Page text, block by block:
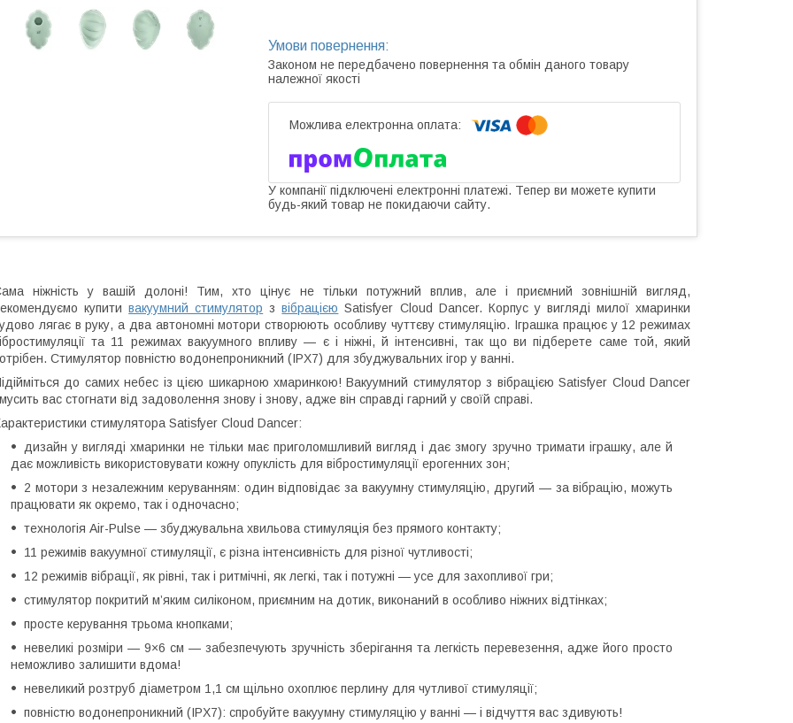
Законом не передбачено повернення та обмін даного товару
належної якості
У компанії підключені електронні платежі. Тепер ви можете купити
будь-який товар не покидаючи сайту.
ніжність у вашій долоні! Тим, хто цінує не тільки потужний вплив, але і приємний зовнішній вигляд,
купитивакуумний стимулятор звібрацією Satisfyer Cloud Dancer. Корпус у вигляді милої хмаринки
лягає в руку, а два автономні мотори створюють особливу чуттєву стимуляцію. Іграшка працює у 12 режимах
та 11 режимах вакуумного впливу — є і ніжні, й інтенсивні, так що ви підберете саме той, який
Стимулятор повністю водонепроникний (IPX7) для збуджувальних ігор у ванні.
до самих небес із цією шикарною хмаринкою! Вакуумний стимулятор з вібрацією Satisfyer Cloud Dancer
вас стогнати від задоволення знову і знову, адже він справді гарний у своїй справі.
стимулятора Satisfyer Cloud Dancer:
дизайн у вигляді хмаринки не тільки має приголомшливий вигляд і дає змогу зручно тримати іграшку, але й
дає можливість використовувати кожну опуклість для вібростимуляції ерогенних зон;
2 мотори з незалежним керуванням: один відповідає за вакуумну стимуляцію, другий — за вібрацію, можуть
працювати як окремо, так і одночасно;
технологія Air-Pulse — збуджувальна хвильова стимуляція без прямого контакту;
11 режимів вакуумної стимуляції, є різна інтенсивність для різної чутливості;
12 режимів вібрації, як рівні, так і ритмічні, як легкі, так і потужні — усе для захопливої гри;
стимулятор покритий м’яким силіконом, приємним на дотик, виконаний в особливо ніжних відтінках;
просте керування трьома кнопками;
невеликі розміри — 9×6 см — забезпечують зручність зберігання та легкість перевезення, адже його просто
неможливо залишити вдома!
невеликий розтруб діаметром 1,1 см щільно охоплює перлину для чутливої стимуляції;
повністю водонепроникний (IPX7): спробуйте вакуумну стимуляцію у ванні — і відчуття вас здивують!